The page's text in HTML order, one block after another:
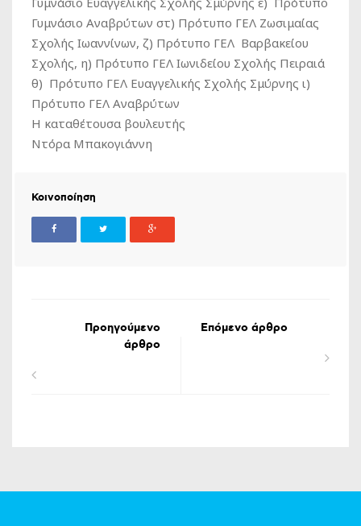
Γυμνάσιο Αναβρύτων στ) Πρότυπο ΓΕΛ Ζωσιμαίας
Σχολής Ιωαννίνων, ζ) Πρότυπο ΓΕΛ Βαρβακείου
Σχολής, η) Πρότυπο ΓΕΛ Ιωνιδείου Σχολής Πειραιά
θ) Πρότυπο ΓΕΛ Ευαγγελικής Σχολής Σμύρνης ι)
Πρότυπο ΓΕΛ Αναβρύτων
Η καταθέτουσα βουλευτής
Ντόρα Μπακογιάννη
Κοινοποίηση
Προηγούμενο
άρθρο
Επόμενο άρθρο